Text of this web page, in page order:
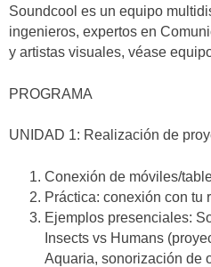
Soundcool es un equipo
ingenieros, expertos en
y artistas visuales, véase
PROGRAMA
UNIDAD 1: Realización de
Conexión de móviles/
Práctica: conexión con tu
Ejemplos presenciales:
Insects vs Humans
Aquaria, sonorización de